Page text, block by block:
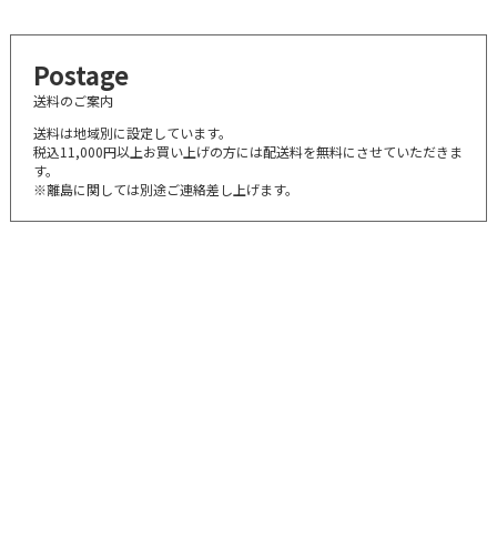
Postage
送料のご案内
送料は地域別に設定しています。
税込11,000円以上お買い上げの方には配送料を無料にさせていただきま
す。
※離島に関しては別途ご連絡差し上げます。